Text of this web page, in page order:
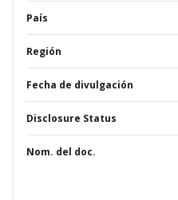
País
Región
Fecha de divulgación
Disclosure Status
Nom. del doc.